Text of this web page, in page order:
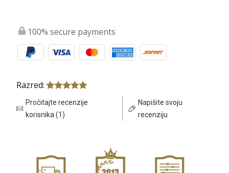
100% secure payments
Razred:
Pročitajte recenzije
korisnika (1)
Napišite svoju
recenziju